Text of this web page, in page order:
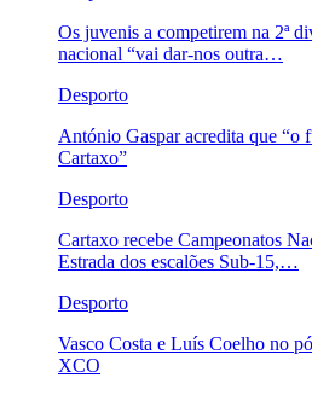
Os juvenis a competirem na 2ª
nacional “vai dar-nos outra…
Desporto
António Gaspar acredita que “o
Cartaxo”
Desporto
Cartaxo recebe Campeonatos
Estrada dos escalões Sub-15,…
Desporto
Vasco Costa e Luís Coelho no
XCO